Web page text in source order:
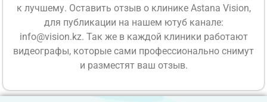
к лучшему. Оставить отзыв о клинике Astana Vision,
для публикации на нашем ютуб канале:
info@vision.kz. Так же в каждой клиники работают
видеографы, которые сами профессионально снимут
и разместят ваш отзыв.